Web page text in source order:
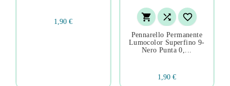
1,90 €   
Pennarello Permanente
Lumocolor Superfino 9-
Nero Punta 0,...
1,90 €